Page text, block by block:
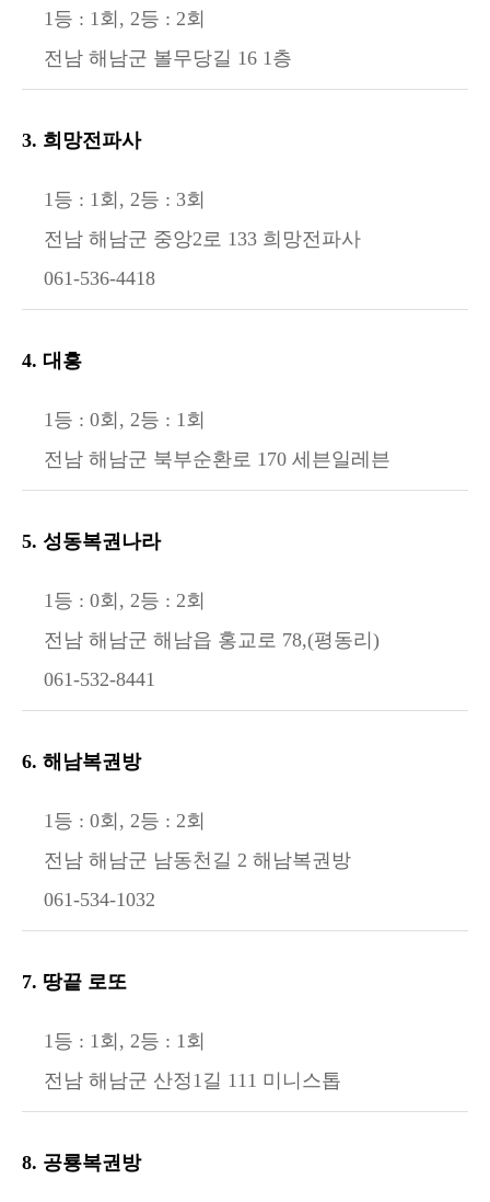
1등 : 1회, 2등 : 2회
전남 해남군 볼무당길 16 1층
3. 희망전파사
1등 : 1회, 2등 : 3회
전남 해남군 중앙2로 133 희망전파사
061-536-4418
4. 대흥
1등 : 0회, 2등 : 1회
전남 해남군 북부순환로 170 세븐일레븐
5. 성동복권나라
1등 : 0회, 2등 : 2회
전남 해남군 해남읍 홍교로 78,(평동리)
061-532-8441
6. 해남복권방
1등 : 0회, 2등 : 2회
전남 해남군 남동천길 2 해남복권방
061-534-1032
7. 땅끝 로또
1등 : 1회, 2등 : 1회
전남 해남군 산정1길 111 미니스톱
8. 공룡복권방